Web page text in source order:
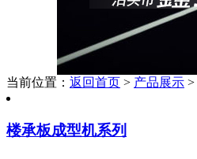
当前位置： 返回首页 > 产品展示 >
楼承板成型机系列